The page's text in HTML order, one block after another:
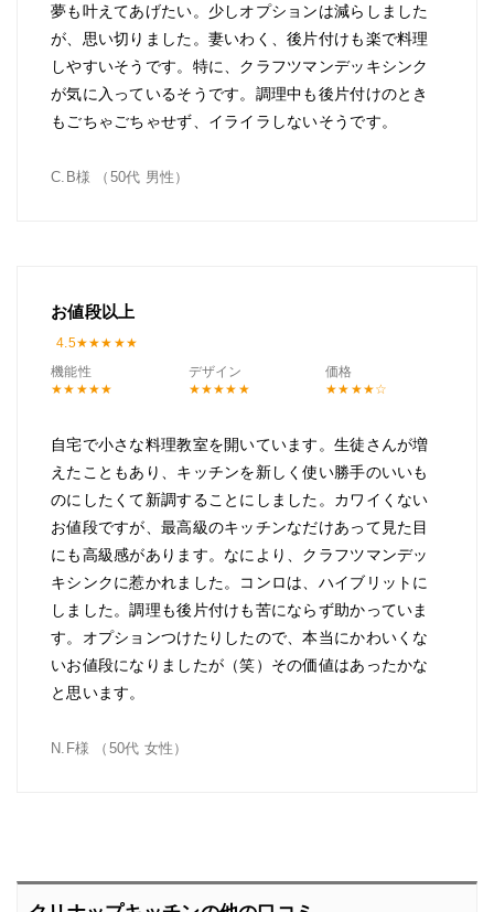
夢も叶えてあげたい。少しオプションは減らしました
が、思い切りました。妻いわく、後片付けも楽で料理
しやすいそうです。特に、クラフツマンデッキシンク
が気に入っているそうです。調理中も後片付けのとき
もごちゃごちゃせず、イライラしないそうです。
C.B様 （50代 男性）
お値段以上
4.5
機能性
デザイン 価格
自宅で小さな料理教室を開いています。生徒さんが増
えたこともあり、キッチンを新しく使い勝手のいいも
のにしたくて新調することにしました。カワイくない
お値段ですが、最高級のキッチンなだけあって見た目
にも高級感があります。なにより、クラフツマンデッ
キシンクに惹かれました。コンロは、ハイブリットに
しました。調理も後片付けも苦にならず助かっていま
す。オプションつけたりしたので、本当にかわいくな
いお値段になりましたが（笑）その価値はあったかな
と思います。
N.F様 （50代 女性）